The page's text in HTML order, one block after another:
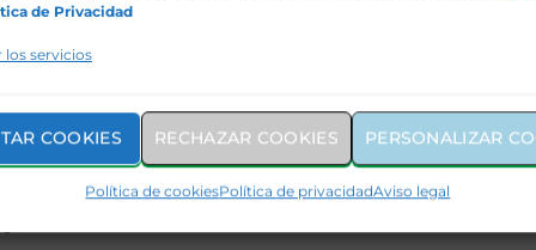
de Privacidad
los servicios
COOKIES RECHAZAR COOKIES PERSONALIZAR
Política de cookiesPolítica de privacidadAviso legal
tamaño I, 2
función
para